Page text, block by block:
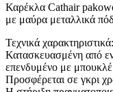
Καρέκλα Cathair
με μαύρα μεταλλικά
Τεχνικά χαρακτηριστικά:
Κατασκευασμένη από
επενδυμένο με
Προσφέρεται σε γκρι